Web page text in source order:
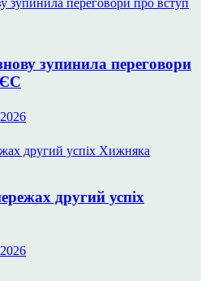
зупинила переговори
ЄС
другий успіх